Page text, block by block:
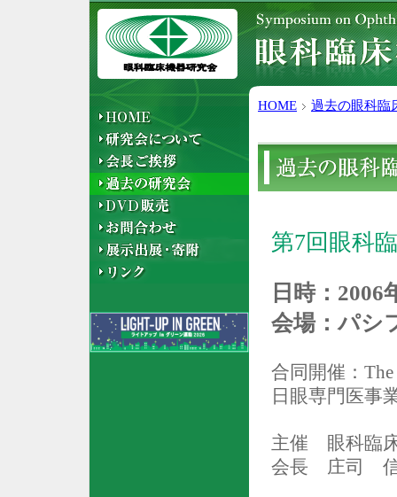
HOME 過去の眼科臨
第7回 眼科
日時： 2006
会場：パ
合同開催：
日眼専門医事
主催 眼科臨
会長 庄司 信